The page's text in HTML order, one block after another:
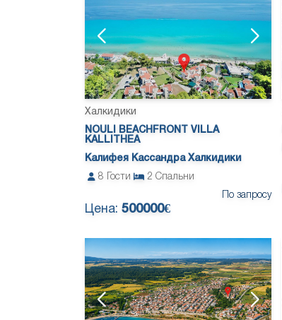
Халкидики
NOULI BEACHFRONT VILLA
KALLITHEA
Калифея Кассандра Халкидики
8
Гости 2 Спальни
По запросу
Цена: 500000€